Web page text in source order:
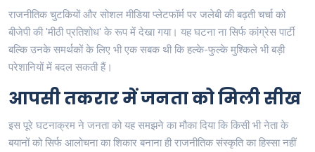
राजनीतिक चुटकियों और सोशल मीडिया प्लेटफॉर्म पर जलेबी की बढ़ती चर्चा को
बीजेपी की 'मीठी प्रतिशोध' के रूप में देखा गया। यह घटना ना सिर्फ कांग्रेस पार्टी
बल्कि उनके समर्थकों के लिए भी एक सबक थी कि हल्के-फुल्के मुश्किले भी बड़ी
परेशानियों में बदल सकती हैं।
आपसी तकरार में जनता को मिली सीख
इस पूरे घटनाक्रम ने जनता को यह समझने का मौका दिया कि किसी भी नेता के
बयानों को सिर्फ आलोचना का शिकार बनाना ही राजनीतिक संस्कृति का हिस्सा नहीं